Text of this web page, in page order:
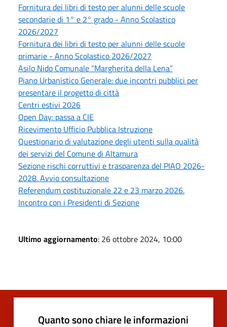
Fornitura dei libri di testo per alunni delle scuole
secondarie di 1° e 2° grado - Anno Scolastico
2026/2027
Fornitura dei libri di testo per alunni delle scuole
primarie - Anno Scolastico 2026/2027
Asilo Nido Comunale “Margherita della Lena”
Piano Urbanistico Generale: due incontri pubblici per
presentare il progetto di città
Centri estivi 2026
Open Day: passa a CIE
Ricevimento Ufficio Pubblica Istruzione
Questionario di valutazione degli utenti sulla qualità
dei servizi del Comune di Altamura
Sezione rischi corruttivi e trasparenza del PIAO 2026-
2028. Avvio consultazione
Referendum costituzionale 22 e 23 marzo 2026.
Incontro con i Presidenti di Sezione
Ultimo aggiornamento: 26 ottobre 2024, 10:00
Quanto sono chiare le informazioni